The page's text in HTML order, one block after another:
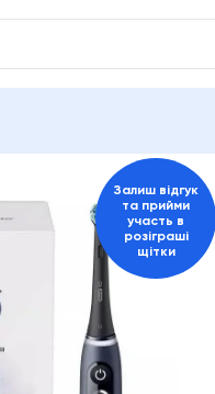
Залиш відгук
та прийми
участь в
розіграші
щітки